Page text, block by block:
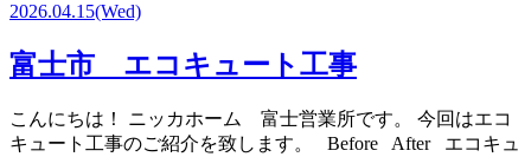
2026.04.15(Wed)
富士市 エコキュート工事
こんにちは！ ニッカホーム 富士営業所です。 今回はエコ
キュート工事のご紹介を致します。 Before After エコキュ